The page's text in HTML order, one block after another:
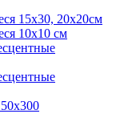
15х30, 20х20см
10х10 см